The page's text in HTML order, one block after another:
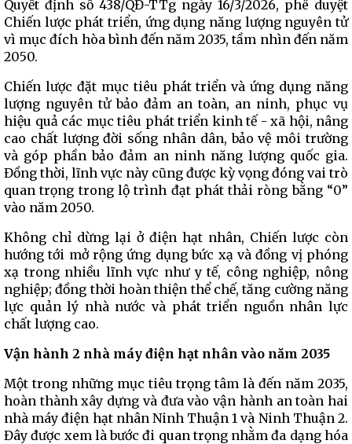
Quyết định số 438/QĐ-TTg ngày 16/3/2026, phê duyệt
Chiến lược phát triển, ứng dụng năng lượng nguyên tử
vì mục đích hòa bình đến năm 2035, tầm nhìn đến năm
2050.
Chiến lược đặt mục tiêu phát triển và ứng dụng năng
lượng nguyên tử bảo đảm an toàn, an ninh, phục vụ
hiệu quả các mục tiêu phát triển kinh tế - xã hội, nâng
cao chất lượng đời sống nhân dân, bảo vệ môi trường
và góp phần bảo đảm an ninh năng lượng quốc gia.
Đồng thời, lĩnh vực này cũng được kỳ vọng đóng vai trò
quan trọng trong lộ trình đạt phát thải ròng bằng “0”
vào năm 2050.
Không chỉ dừng lại ở điện hạt nhân, Chiến lược còn
hướng tới mở rộng ứng dụng bức xạ và đồng vị phóng
xạ trong nhiều lĩnh vực như y tế, công nghiệp, nông
nghiệp; đồng thời hoàn thiện thể chế, tăng cường năng
lực quản lý nhà nước và phát triển nguồn nhân lực
chất lượng cao.
Vận hành 2 nhà máy điện hạt nhân vào năm 2035
Một trong những mục tiêu trọng tâm là đến năm 2035,
hoàn thành xây dựng và đưa vào vận hành an toàn hai
nhà máy điện hạt nhân Ninh Thuận 1 và Ninh Thuận 2.
Đây được xem là bước đi quan trọng nhằm đa dạng hóa